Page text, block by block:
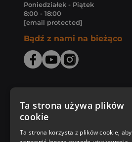
Poniedziałek - Piątek
8:00 - 18:00
[email protected]
Bądź z nami na bieżąco
Zakupy u nas
Ta strona używa plików
cookie
Ta strona korzysta z plików cookie, aby